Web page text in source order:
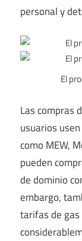
personal y
El
Las compras
usuarios
como MEW,
pueden
de dominio
embargo,
tarifas de